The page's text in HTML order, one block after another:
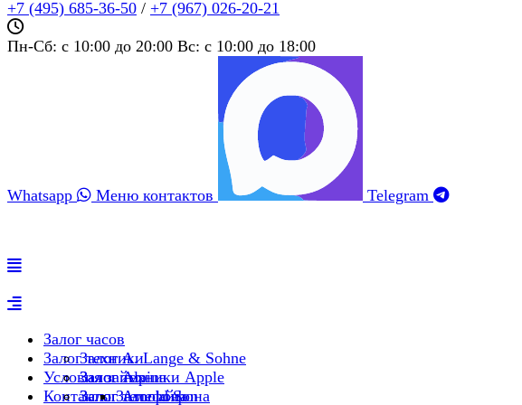
+7 (495) 685‑36‑50 / +7 (967) 026‑20‑21
Пн-Сб: c 10:00 до 20:00 Вс: c 10:00 до 18:00
Whatsapp Меню контактов
Telegram
Залог часов
Залог A. Lange & Sohne
Залог Alpina
Залог Arnold Son
Залог техники
Залог техники Apple
Залог айфона
Залог телефона
Условия займа
Контакты